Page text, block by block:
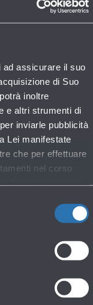
assicurare il suo
di Suo
inoltre
e altri strumenti di
inviarle pubblicità
Lei manifestate
che per effettuare
nel corso
realtà del
delle comunità
un
che ci
della
di Bologna,
ramificata
rappresenta
competenze